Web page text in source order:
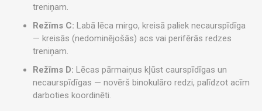
treniņam.
Režīms C: Labā lēca mirgo, kreisā paliek necaurspīdīga
— kreisās (nedominējošās) acs vai perifērās redzes
treniņam.
Režīms D: Lēcas pārmaiņus kļūst caurspīdīgas un
necaurspīdīgas — novērš binokulāro redzi, palīdzot acīm
darboties koordinēti.